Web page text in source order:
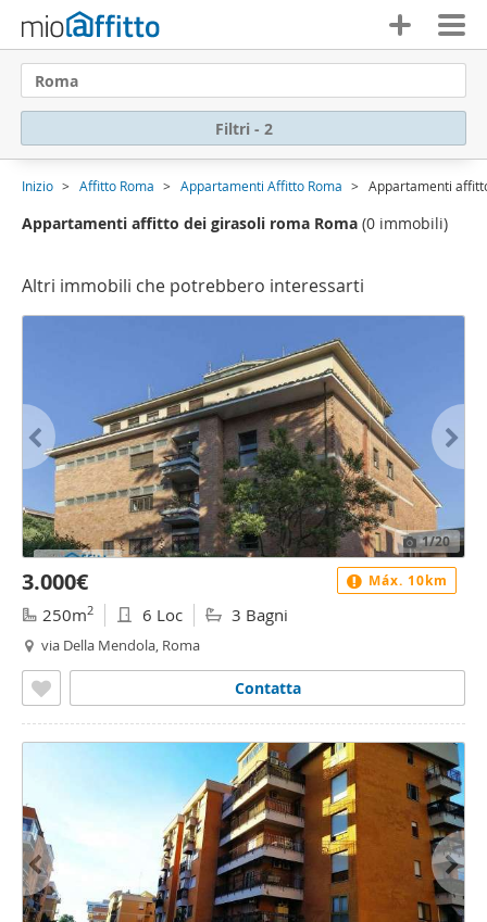
Roma
Filtri - 2
Inizio Affitto Roma Appartamenti Affitto Roma Appartamenti
Appartamenti affitto dei girasoli roma Roma (0 immobili)
Altri immobili che potrebbero interessarti
1/20
3.000€
250m2 6 Loc 3 Bagni
via Della Mendola, Roma
Contatta
Máx. 10km